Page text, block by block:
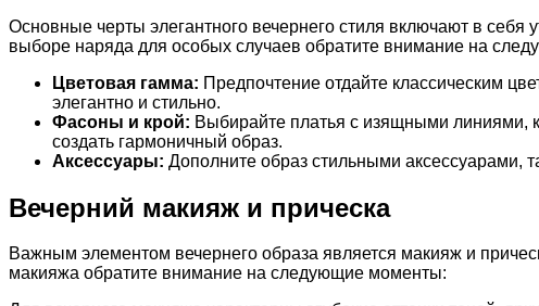
Основные черты элегантного вечернего стиля включают в
выборе наряда для особых случаев обратите внимание на
Цветовая гамма: Предпочтение отдайте классическим
элегантно и стильно.
Фасоны и крой: Выбирайте платья с изящными линиями,
создать гармоничный образ.
Аксессуары: Дополните образ стильными аксессуарами,
Вечерний макияж и прическа
Важным элементом вечернего образа является макияж и
макияжа обратите внимание на следующие моменты: